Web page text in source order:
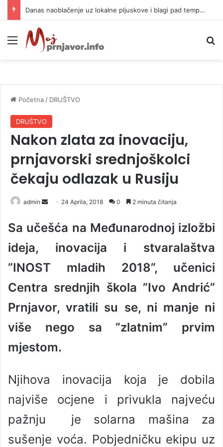
Danas naoblačenje uz lokalne pljuskove i blagi pad temperature
Meni
Početna / DRUŠTVO
DRUŠTVO
Nakon zlata za inovaciju,
prnjavorski srednjoškolci
čekaju odlazak u Rusiju
admin
n
n
i
24 Aprila, 2018 0 2 minuta čitanja
Sa učešća na Međunarodnoj izložbi
ideja, inovacija i stvaralaštva
”INOST mladih 2018”, učenici
Centra srednjih škola ”Ivo Andrić”
Prnjavor, vratili su se, ni manje ni
više nego sa ”zlatnim” prvim
mjestom.
Njihova inovacija koja je dobila
najviše ocjene i privukla najveću
pažnju je solarna mašina za
sušenje voća. Pobjedničku ekipu uz